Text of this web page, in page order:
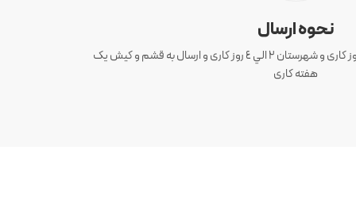
نحوه ارسال
ارسال سفارش های تهران 1 الی 3 روز کاری و شهرستان ٢ الي ٤ روز کاری و ارسال به قشم و کیش یک
هفته کاری